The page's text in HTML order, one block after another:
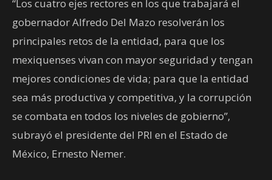
“Los cuatro ejes rectores en los que trabajará el
gobernador Alfredo Del Mazo resolverán los
principales retos de la entidad, para que los
mexiquenses vivan con mayor seguridad y tengan
mejores condiciones de vida; para que la entidad
sea más productiva y competitiva, y la corrupción
se combata en todos los niveles de gobierno”,
subrayó el presidente del PRI en el Estado de
México, Ernesto Nemer.